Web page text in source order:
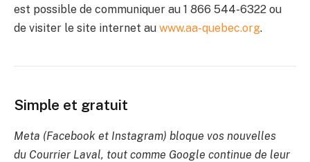
est possible de communiquer au 1 866 544-6322 ou
de visiter le site internet au www.aa-quebec.org.
Simple et gratuit
Meta (Facebook et Instagram) bloque vos nouvelles
du Courrier Laval, tout comme Google continue de leur